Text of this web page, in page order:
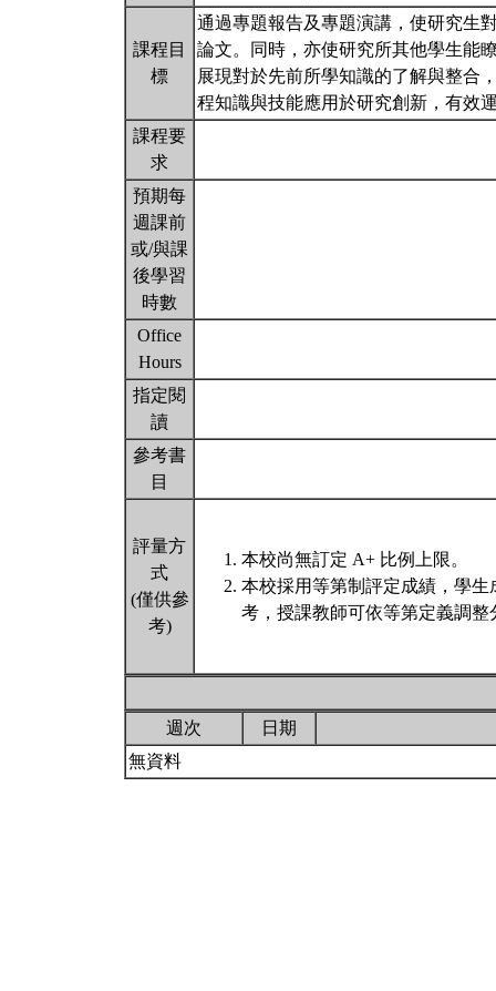
課程目
標
通過專題報告及專題演講，使研究生
論文。同時，亦使研究所其他學生能
展現對於先前所學知識的了解與整合
程知識與技能應用於研究創新，有效
課程要
求
預期每
週課前
或/與課
後學習
時數
Office
Hours
指定閱
讀
參考書
目
評量方
式
(僅供參
考)
本校尚無訂定 A+ 比例上限。
本校採用等第制評定成績，學
考，授課教師可依等第定義調
週次
日期
無資料